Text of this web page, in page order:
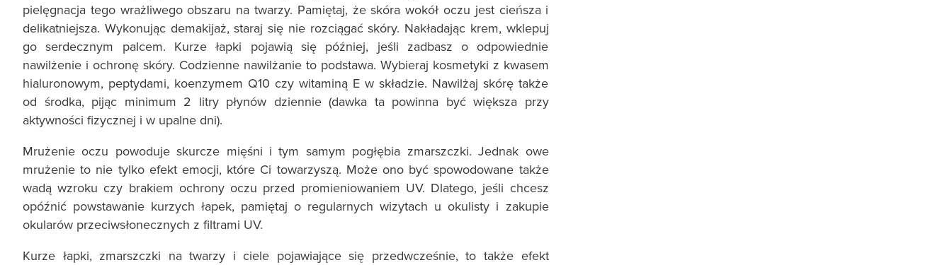
pielęgnacja tego wrażliwego obszaru na twarzy. Pamiętaj, że skóra wokół oczu jest cieńsza i
delikatniejsza. Wykonując demakijaż, staraj się nie rozciągać skóry. Nakładając krem, wklepuj
go serdecznym palcem. Kurze łapki pojawią się później, jeśli zadbasz o odpowiednie
nawilżenie i ochronę skóry. Codzienne nawilżanie to podstawa. Wybieraj kosmetyki z kwasem
hialuronowym, peptydami, koenzymem Q10 czy witaminą E w składzie. Nawilżaj skórę także
od środka, pijąc minimum 2 litry płynów dziennie (dawka ta powinna być większa przy
aktywności fizycznej i w upalne dni).
Mrużenie oczu powoduje skurcze mięśni i tym samym pogłębia zmarszczki. Jednak owe
mrużenie to nie tylko efekt emocji, które Ci towarzyszą. Może ono być spowodowane także
wadą wzroku czy brakiem ochrony oczu przed promieniowaniem UV. Dlatego, jeśli chcesz
opóźnić powstawanie kurzych łapek, pamiętaj o regularnych wizytach u okulisty i zakupie
okularów przeciwsłonecznych z filtrami UV.
Kurze łapki, zmarszczki na twarzy i ciele pojawiające się przedwcześnie, to także efekt